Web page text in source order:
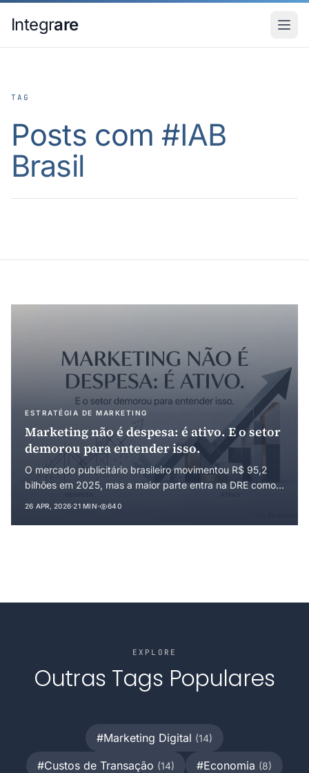
Integrare
TAG
Posts com #IAB
Brasil
ESTRATÉGIA DE MARKETING
Marketing não é despesa: é ativo. E o setor
demorou para entender isso.
O mercado publicitário brasileiro movimentou R$ 95,2
bilhões em 2025, mas a maior parte entra na DRE como
26 APR, 2026·21 MIN· 640
EXPLORE
Outras Tags Populares
#Marketing Digital (14)
#Custos de Transação (14) #Economia (8)